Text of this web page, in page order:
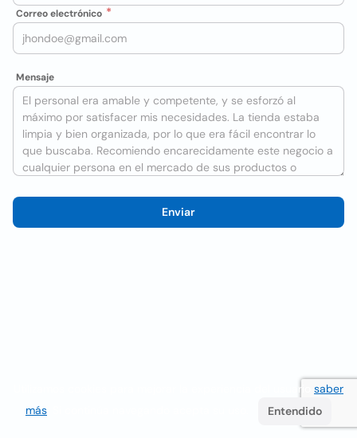
Correo electrónico
Mensaje
Enviar
Utilizamos cookies para mejorar la experiencia del usuario saber
más
Entendido